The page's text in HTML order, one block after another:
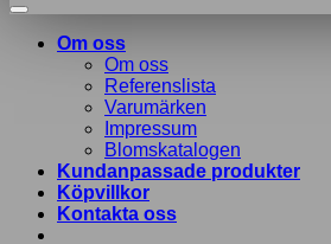
Om oss
Om oss
Referenslista
Varumärken
Impressum
Blomskatalogen
Kundanpassade produkter
Köpvillkor
Kontakta oss